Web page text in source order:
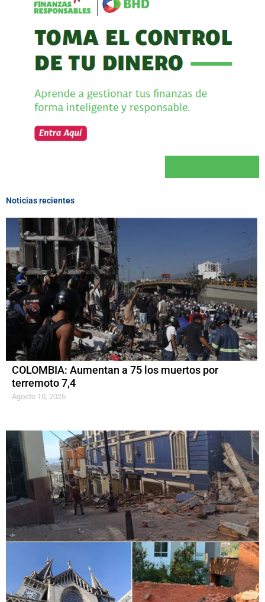
Noticias recientes
COLOMBIA: Aumentan a 75 los muertos por
terremoto 7,4
Agosto 10, 2026